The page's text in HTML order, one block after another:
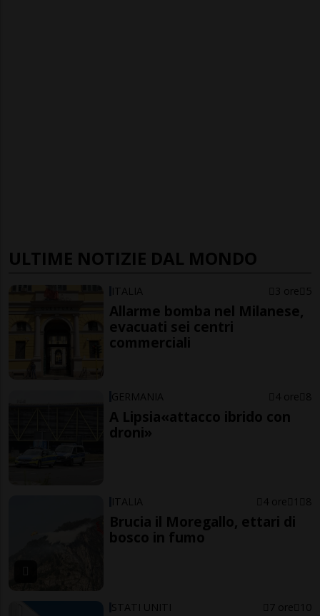
ULTIME NOTIZIE DAL MONDO
ITALIA 3 ore 5
Allarme bomba nel Milanese,
evacuati sei centri
commerciali
GERMANIA 4 ore 8
A Lipsia«attacco ibrido con
droni»
ITALIA 4 ore 1 8
Brucia il Moregallo, ettari di
bosco in fumo
STATI UNITI 7 ore 10